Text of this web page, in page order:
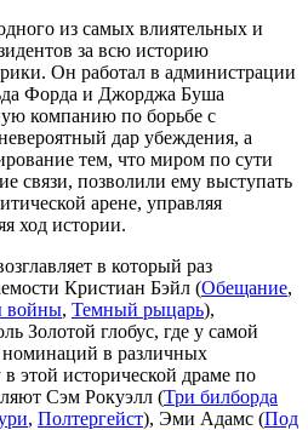
из самых влиятельных и
за всю историю
Он работал в администрации
Форда и Джорджа Буша
компанию по борьбе с
дар убеждения, а
тем, что миром по сути
связи, позволили ему выступать
арене, управляя
ход истории.
в который раз
Кристиан Бэйл (Обещание,
войны, Темный рыцарь),
Золотой глобус, где у самой
в различных
этой исторической драме по
Сэм Рокуэлл (Три билборда
, Полтергейст), Эми Адамс (Под